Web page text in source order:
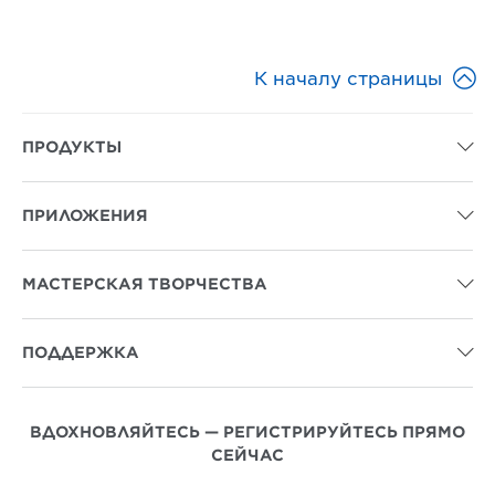
К началу страницы 
ПРОДУКТЫ 
ПРИЛОЖЕНИЯ 
МАСТЕРСКАЯ ТВОРЧЕСТВА 
ПОДДЕРЖКА 
ВДОХНОВЛЯЙТЕСЬ — РЕГИСТРИРУЙТЕСЬ ПРЯМО
СЕЙЧАС